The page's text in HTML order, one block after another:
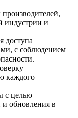
индустрии и
доступа
с соблюдением
каждого
с целью
и обновления в